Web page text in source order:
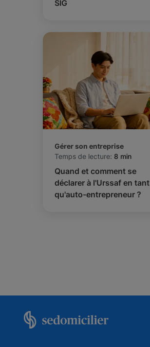
SIG
Gérer son entreprise
Temps de lecture: 8 min
Quand et comment se
déclarer à l'Urssaf en tant
qu'auto-entrepreneur ?